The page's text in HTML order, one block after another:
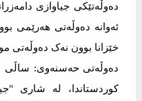
دەوڵەتێکی جیاوازی
ئەوانە دەوڵەتی ھەرێمی
خێزانا بوون نەک دەوڵەتی
کوردستاندا، لە شاری